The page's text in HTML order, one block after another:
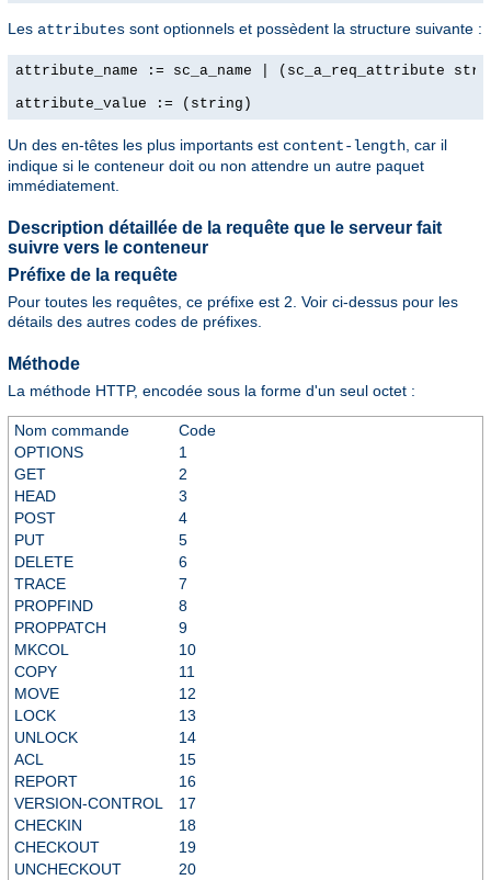
Les attributes sont optionnels et possèdent la structure suivante :
attribute_name := sc_a_name | (sc_a_req_attribute
attribute_value := (string)
Un des en-têtes les plus importants est content-length, car il
indique si le conteneur doit ou non attendre un autre paquet
immédiatement.
Description détaillée de la requête que le serveur fait
suivre vers le conteneur
Préfixe de la requête
Pour toutes les requêtes, ce préfixe est 2. Voir ci-dessus pour les
détails des autres codes de préfixes.
Méthode
La méthode HTTP, encodée sous la forme d'un seul octet :
Nom commande
Code
OPTIONS
1
GET
2
HEAD
3
POST
4
PUT
5
DELETE
6
TRACE
7
PROPFIND
8
PROPPATCH
9
MKCOL
10
COPY
11
MOVE
12
LOCK
13
UNLOCK
14
ACL
15
REPORT
16
VERSION-CONTROL
17
CHECKIN
18
CHECKOUT
19
UNCHECKOUT
20